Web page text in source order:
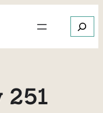
Szukaj